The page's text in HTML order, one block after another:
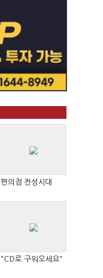
편의점 전성시대
"CD로 구워오세요"